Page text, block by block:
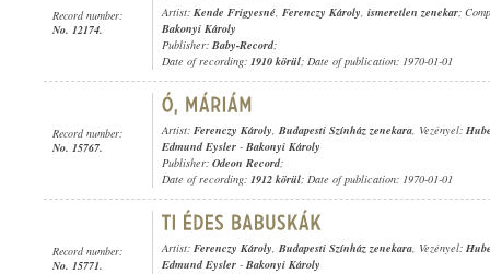
Record number:
No. 12174.
Artist: Kende Frigyesné, Ferenczy Károly, ismeretlen zenekar;
Bakonyi Károly
Publisher: Baby-Record;
Date of recording: 1910 körül; Date of publication: 1970-01-01
Record number:
No. 15767.
Artist: Ferenczy Károly, Budapesti Színház zenekara, Vezényel:
Edmund Eysler - Bakonyi Károly
Publisher: Odeon Record;
Date of recording: 1912 körül; Date of publication: 1970-01-01
Record number:
No. 15771.
Artist: Ferenczy Károly, Budapesti Színház zenekara, Vezényel:
Edmund Eysler - Bakonyi Károly